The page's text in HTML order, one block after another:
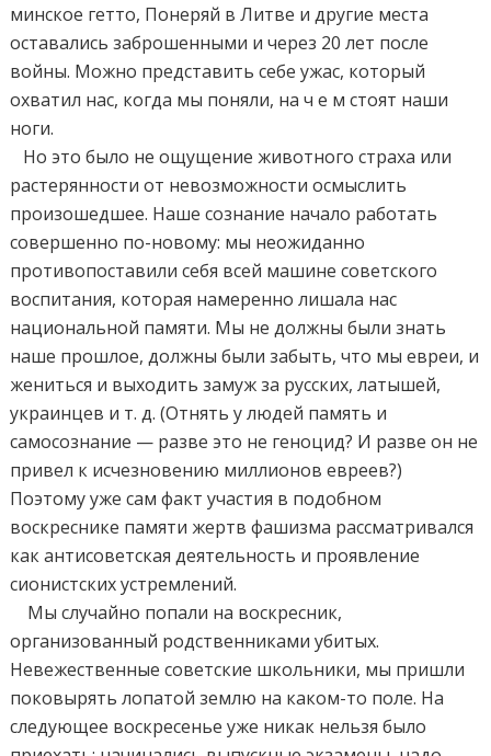
минское гетто, Понеряй в Литве и другие места
оставались заброшенными и через 20 лет после
войны. Можно представить себе ужас, который
охватил нас, когда мы поняли, на ч е м стоят наши
ноги.
Но это было не ощущение животного страха или
растерянности от невозможности осмыслить
произошедшее. Наше сознание начало работать
совершенно по-новому: мы неожиданно
противопоставили себя всей машине советского
воспитания, которая намеренно лишала нас
национальной памяти. Мы не должны были знать
наше прошлое, должны были забыть, что мы евреи, и
жениться и выходить замуж за русских, латышей,
украинцев и т. д. (Отнять у людей память и
самосознание — разве это не геноцид? И разве он не
привел к исчезновению миллионов евреев?)
Поэтому уже сам факт участия в подобном
воскреснике памяти жертв фашизма рассматривался
как антисоветская деятельность и проявление
сионистских устремлений.
Мы случайно попали на воскресник,
организованный родственниками убитых.
Невежественные советские школьники, мы пришли
поковырять лопатой землю на каком-то поле. На
следующее воскресенье уже никак нельзя было